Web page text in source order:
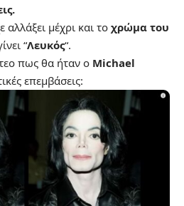
αλλάξει μέχρι και το χρώμα του
“Λευκός“.
πως θα ήταν ο Michael
επεμβάσεις: